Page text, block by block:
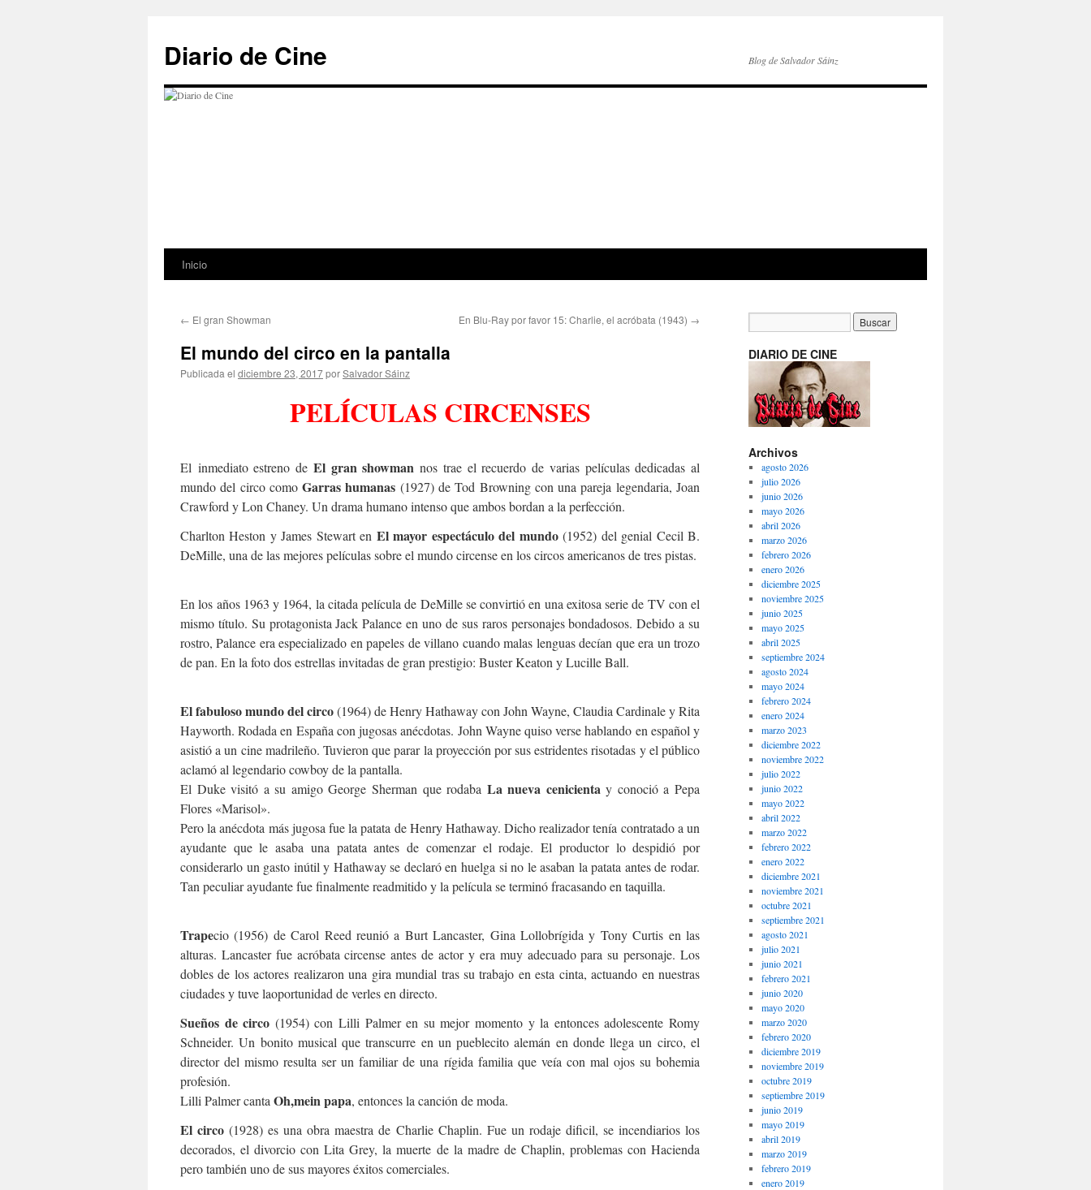
contenido
Diario de Cine Blog de Salvador Sáinz
Inicio
← El gran Showman En Blu-Ray por favor 15: Charlie, el acróbata (1943) →
El mundo del circo en la pantalla
Publicada el diciembre 23, 2017porSalvador Sáinz
PELÍCULAS CIRCENSES
El inmediato estreno de El gran showmannos trae el recuerdo de varias películas dedicadas al
mundo del circo comoGarras humanas (1927) de Tod Browning con una pareja legendaria, Joan
Crawford y Lon Chaney. Un drama humano intenso que ambos bordan a la perfección.
Charlton Heston y James Stewart en El mayor espectáculo del mundo(1952) del genial Cecil B.
DeMille, una de las mejores películas sobre el mundo circense en los circos americanos de tres pistas.
En los años 1963 y 1964, la citada película de DeMille se convirtió en una exitosa serie de TV con el
mismo título. Su protagonista Jack Palance en uno de sus raros personajes bondadosos. Debido a su
rostro, Palance era especializado en papeles de villano cuando malas lenguas decían que era un trozo
de pan. En la foto dos estrellas invitadas de gran prestigio: Buster Keaton y Lucille Ball.
El fabuloso mundo del circo(1964) de Henry Hathaway con John Wayne, Claudia Cardinale y Rita
Hayworth. Rodada en España con jugosas anécdotas. John Wayne quiso verse hablando en español y
asistió a un cine madrileño. Tuvieron que parar la proyección por sus estridentes risotadas y el público
aclamó al legendario cowboy de la pantalla.
El Duke visitó a su amigo George Sherman que rodaba La nueva cenicienta y conoció a Pepa
Flores «Marisol».
Pero la anécdota más jugosa fue la patata de Henry Hathaway. Dicho realizador tenía contratado a un
ayudante que le asaba una patata antes de comenzar el rodaje. El productor lo despidió por
considerarlo un gasto inútil y Hathaway se declaró en huelga si no le asaban la patata antes de rodar.
Tan peculiar ayudante fue finalmente readmitido y la película se terminó fracasando en taquilla.
Trapecio (1956) de Carol Reed reunió a Burt Lancaster, Gina Lollobrígida y Tony Curtis en las
alturas. Lancaster fue acróbata circense antes de actor y era muy adecuado para su personaje. Los
dobles de los actores realizaron una gira mundial tras su trabajo en esta cinta, actuando en nuestras
ciudades y tuve laoportunidad de verles en directo.
Sueños de circo (1954) con Lilli Palmer en su mejor momento y la entonces adolescente Romy
Schneider. Un bonito musical que transcurre en un pueblecito alemán en donde llega un circo, el
director del mismo resulta ser un familiar de una rígida familia que veía con mal ojos su bohemia
profesión.
Lilli Palmer canta Oh,mein papa, entonces la canción de moda.
El circo (1928) es una obra maestra de Charlie Chaplin. Fue un rodaje dificil, se incendiarios los
decorados, el divorcio con Lita Grey, la muerte de la madre de Chaplin, problemas con Hacienda
pero también uno de sus mayores éxitos comerciales.
DIARIO DE CINE
Archivos
agosto 2026
julio 2026
junio 2026
mayo 2026
abril 2026
marzo 2026
febrero 2026
enero 2026
diciembre 2025
noviembre 2025
junio 2025
mayo 2025
abril 2025
septiembre 2024
agosto 2024
mayo 2024
febrero 2024
enero 2024
marzo 2023
diciembre 2022
noviembre 2022
julio 2022
junio 2022
mayo 2022
abril 2022
marzo 2022
febrero 2022
enero 2022
diciembre 2021
noviembre 2021
octubre 2021
septiembre 2021
agosto 2021
julio 2021
junio 2021
febrero 2021
junio 2020
mayo 2020
marzo 2020
febrero 2020
diciembre 2019
noviembre 2019
octubre 2019
septiembre 2019
junio 2019
mayo 2019
abril 2019
marzo 2019
febrero 2019
enero 2019